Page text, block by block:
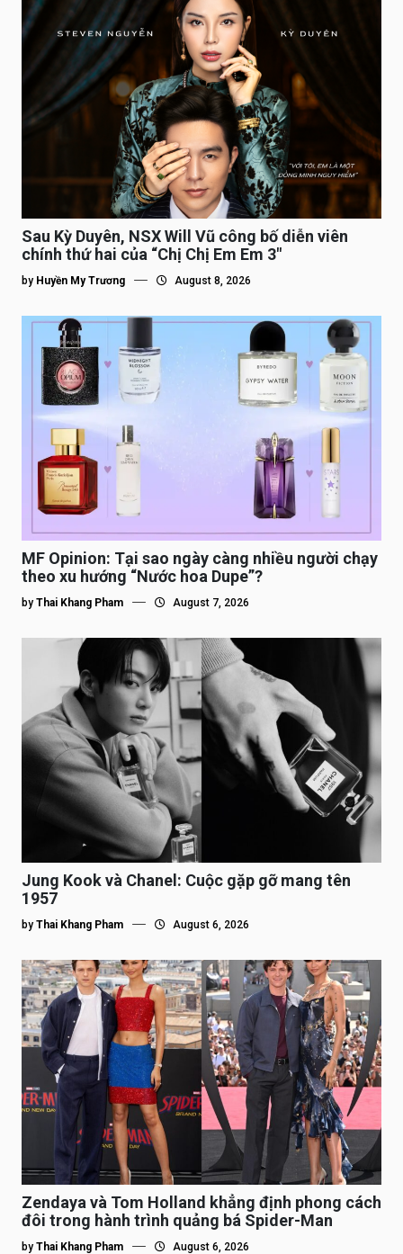
Sau Kỳ Duyên, NSX Will Vũ công bố diễn viên
chính thứ hai của “Chị Chị Em Em 3″
by Huyền My Trương August 8, 2026
MF Opinion: Tại sao ngày càng nhiều người chạy
theo xu hướng “Nước hoa Dupe”?
by Thai Khang Pham August 7, 2026
Jung Kook và Chanel: Cuộc gặp gỡ mang tên
1957
by Thai Khang Pham August 6, 2026
Zendaya và Tom Holland khẳng định phong cách
đôi trong hành trình quảng bá Spider-Man
by Thai Khang Pham August 6, 2026